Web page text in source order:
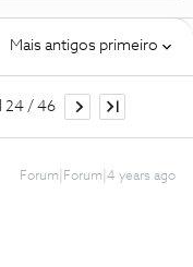
Mais antigos primeiro
24 / 46
Forum|Forum|4 years ago